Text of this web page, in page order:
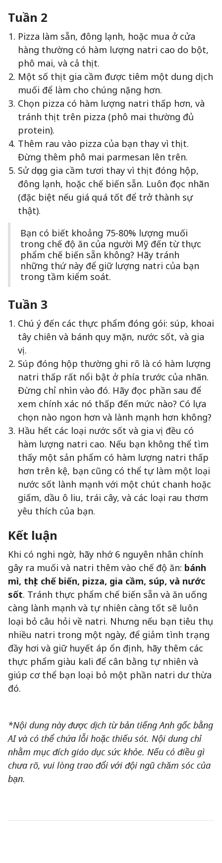
Tuần 2
Pizza làm sẵn, đông lạnh, hoặc mua ở cửa
hàng thường có hàm lượng natri cao do bột,
phô mai, và cả thịt.
Một số thịt gia cầm được tiêm một dung dịch
muối để làm cho chúng nặng hơn.
Chọn pizza có hàm lượng natri thấp hơn, và
tránh thịt trên pizza (phô mai thường đủ
protein).
Thêm rau vào pizza của bạn thay vì thịt.
Đừng thêm phô mai parmesan lên trên.
Sử dụng gia cầm tươi thay vì thịt đóng hộp,
đông lạnh, hoặc chế biến sẵn. Luôn đọc nhãn
(đặc biệt nếu giá quá tốt để trở thành sự
thật).
Bạn có biết khoảng 75-80% lượng muối
trong chế độ ăn của người Mỹ đến từ thực
phẩm chế biến sẵn không? Hãy tránh
những thứ này để giữ lượng natri của bạn
trong tầm kiểm soát.
Tuần 3
Chú ý đến các thực phẩm đóng gói: súp, khoai
tây chiên và bánh quy mặn, nước sốt, và gia
vị.
Súp đóng hộp thường ghi rõ là có hàm lượng
natri thấp rất nổi bật ở phía trước của nhãn.
Đừng chỉ nhìn vào đó. Hãy đọc phần sau để
xem chính xác nó thấp đến mức nào? Có lựa
chọn nào ngon hơn và lành mạnh hơn không?
Hầu hết các loại nước sốt và gia vị đều có
hàm lượng natri cao. Nếu bạn không thể tìm
thấy một sản phẩm có hàm lượng natri thấp
hơn trên kệ, bạn cũng có thể tự làm một loại
nước sốt lành mạnh với một chút chanh hoặc
giấm, dầu ô liu, trái cây, và các loại rau thơm
yêu thích của bạn.
Kết luận
Khi có nghi ngờ, hãy nhớ 6 nguyên nhân chính
gây ra muối và natri thêm vào chế độ ăn: bánh
mì, thịt chế biến, pizza, gia cầm, súp, và nước
sốt. Tránh thực phẩm chế biến sẵn và ăn uống
càng lành mạnh và tự nhiên càng tốt sẽ luôn
loại bỏ câu hỏi về natri. Nhưng nếu bạn tiêu thụ
nhiều natri trong một ngày, để giảm tình trạng
đầy hơi và giữ huyết áp ổn định, hãy thêm các
thực phẩm giàu kali để cân bằng tự nhiên và
giúp cơ thể bạn loại bỏ một phần natri dư thừa
đó.
*Nội dung này được dịch từ bản tiếng Anh gốc bằng
AI và có thể chứa lỗi hoặc thiếu sót. Nội dung chỉ
nhằm mục đích giáo dục sức khỏe. Nếu có điều gì
chưa rõ, vui lòng trao đổi với đội ngũ chăm sóc của
bạn.